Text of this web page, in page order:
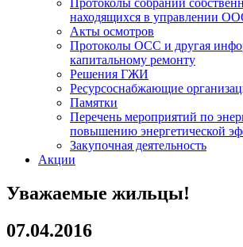
Протоколы собраний
находящихся в
Акты осмотров
Протоколы ОСС и другая
капитальному ремонту
Решения ГЖИ
Ресурсоснабжающие
Памятки
Перечень мероприятий по
повышению энергетической
Закупочная деятельность
Акции
Уважаемые жильцы!
07.04.2016